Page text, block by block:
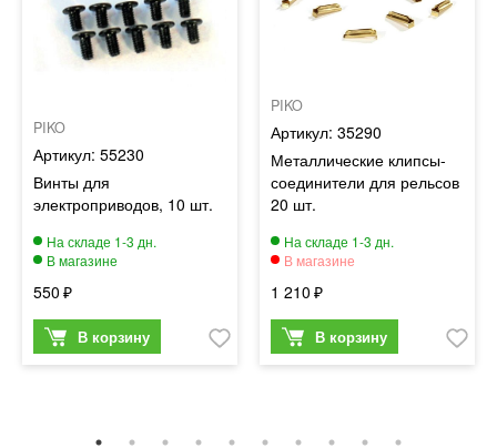
PIKO
55230
Винты для
электроприводов, 10 шт.
550
PIKO
35290
Металлические клипсы-
соединители для рельсов
20 шт.
1 210